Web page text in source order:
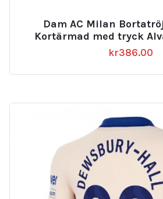
Dam AC Milan
Kortärmad med tryck
kr386.00